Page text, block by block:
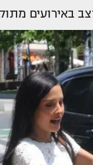
באירועים